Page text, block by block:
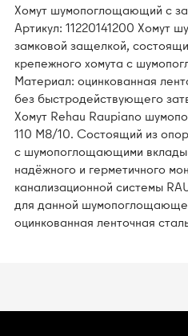
Хомут шумопоглощающий с
Артикул: 11220141200 Хомут
замковой защелкой,
крепежного хомута с
Материал: оцинкованная
без быстродействующего
Хомут Rehau Raupiano
110 M8/10. Состоящий из
с шумопоглощающими
надёжного и герметичного
канализационной системы
для данной
оцинкованная ленточная